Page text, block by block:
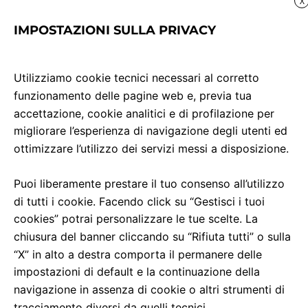
Sindacale USB aderisce allo sciopero generale per
garantite tutte le corse in partenza dalle 06:01 alle
IL RESPONSABILE DELL’ESERCIZIO
Download PDF
IMPOSTAZIONI SULLA PRIVACY
Utilizziamo cookie tecnici necessari al corretto
funzionamento delle pagine web e, previa tua
accettazione, cookie analitici e di profilazione per
migliorare l’esperienza di navigazione degli utenti ed
ottimizzare l’utilizzo dei servizi messi a disposizione.
Puoi liberamente prestare il tuo consenso all’utilizzo
di tutti i cookie. Facendo click su “Gestisci i tuoi
cookies” potrai personalizzare le tue scelte. La
chiusura del banner cliccando su “Rifiuta tutti” o sulla
“X” in alto a destra comporta il permanere delle
impostazioni di default e la continuazione della
navigazione in assenza di cookie o altri strumenti di